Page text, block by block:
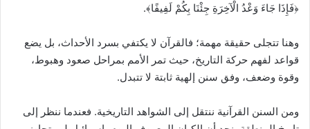
﴿فَإِذَا جَاءَ وَعْدُ الْآخِرَةِ جِئْنَا بِكُمْ لَفِيفًا﴾.
وهنا تتجلى حقيقة مهمة؛ فالقرآن لا يكتفي بسرد الأحداث، بل يضع
قواعد لفهم حركة التاريخ، حيث تمر الأمم بمراحل صعود وهبوط،
وقوة وضعف، وفق سنن إلهية ثابتة لا تتبدل.
ومن السنن القرآنية ننتقل إلى الشواهد التاريخية. فعندما ننظر إلى